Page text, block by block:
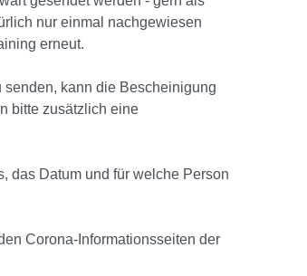
nur einmal nachgewiesen
erneut.
kann die Bescheinigung
bitte zusätzlich eine
das Datum und für welche Person
Corona-Informationsseiten der